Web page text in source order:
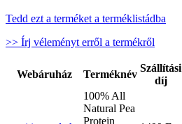
Tedd ezt a terméket a terméklistádba
>> Írj véleményt erről a termékről
Webáruház Terméknév
Szállítási
díj
100% All
Natural Pea
Protein